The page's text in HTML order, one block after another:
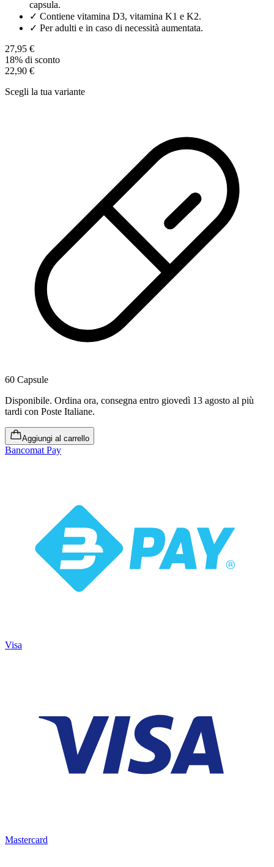
capsula.
✓ Contiene vitamina D3, vitamina K1 e K2.
✓ Per adulti e in caso di necessità aumentata.
27,95 €
18% di sconto
22,90 €
Scegli la tua variante
60 Capsule
Disponibile. Ordina ora, consegna entro giovedì 13 agosto al più
tardi con Poste Italiane.
Aggiungi al carrello
Bancomat Pay
Visa
Mastercard